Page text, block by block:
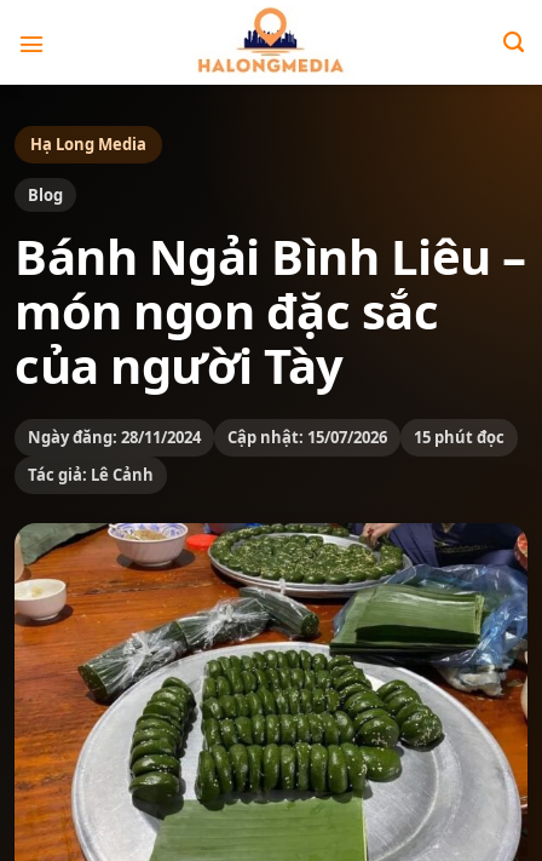
qua
Hạ Long Media
Blog
Bánh Ngải Bình Liêu –
món ngon đặc sắc
của người Tày
Ngày đăng: 28/11/2024 Cập nhật: 15/07/2026
15 phút đọc
Tác giả: Lê Cảnh